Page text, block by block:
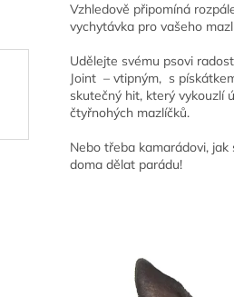
Vzhledově připomíná
vychytávka pro vašeho
Udělejte svému psovi
Joint – vtipným, s
skutečný hit, který vykouzlí
čtyřnohých mazlíčků.
Nebo třeba kamarádovi,
doma dělat parádu!